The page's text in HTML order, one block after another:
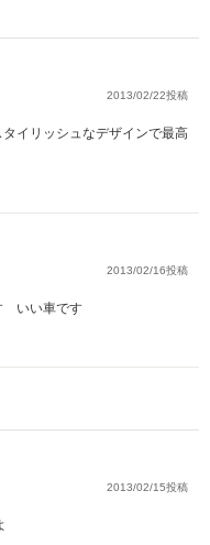
2013/02/22投稿
イリッシュなデザインで最高
2013/02/16投稿
いい車です
2013/02/15投稿